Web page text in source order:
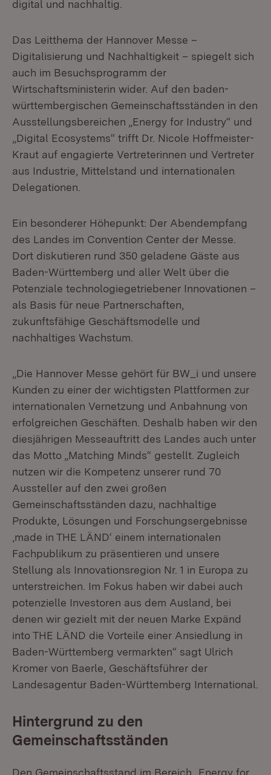
digital und nachhaltig.
Das Leitthema der Hannover Messe –
Digitalisierung und Nachhaltigkeit – spiegelt sich
auch im Besuchsprogramm der
Wirtschaftsministerin wider. Auf den baden-
württembergischen Gemeinschaftsständen in den
Ausstellungsbereichen „Energy for Industry“ und
„Digital Ecosystems“ trifft Dr. Nicole Hoffmeister-
Kraut auf engagierte Vertreterinnen und Vertreter
aus Industrie, Mittelstand und internationalen
Delegationen.
Ein besonderer Höhepunkt: Der Abendempfang
des Landes im Convention Center der Messe.
Dort diskutieren rund 350 geladene Gäste aus
Baden-Württemberg und aller Welt über die
Potenziale technologiegetriebener Innovationen –
als Basis für neue Partnerschaften,
zukunftsfähige Geschäftsmodelle und
nachhaltiges Wachstum.
„Die Hannover Messe gehört für BW_i und unsere
Kunden zu einer der wichtigsten Plattformen zur
internationalen Vernetzung und Anbahnung von
erfolgreichen Geschäften. Deshalb haben wir den
diesjährigen Messeauftritt des Landes auch unter
das Motto „Matching Minds“ gestellt. Zugleich
nutzen wir die Kompetenz unserer rund 70
Aussteller auf den zwei großen
Gemeinschaftsständen dazu, nachhaltige
Produkte, Lösungen und Forschungsergebnisse
‚made in THE LÄND‘ einem internationalen
Fachpublikum zu präsentieren und unsere
Stellung als Innovationsregion Nr. 1 in Europa zu
unterstreichen. Im Fokus haben wir dabei auch
potenzielle Investoren aus dem Ausland, bei
denen wir gezielt mit der neuen Marke Expänd
into THE LÄND die Vorteile einer Ansiedlung in
Baden-Württemberg vermarkten“ sagt Ulrich
Kromer von Baerle, Geschäftsführer der
Landesagentur Baden-Württemberg International.
Hintergrund zu den
Gemeinschaftsständen
Den Gemeinschaftsstand im Bereich „Energy for